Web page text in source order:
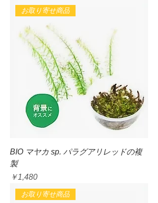
お取り寄せ商品
BIO マヤカ sp. パラグアリレッドの複
製
価格
￥1,480
お取り寄せ商品